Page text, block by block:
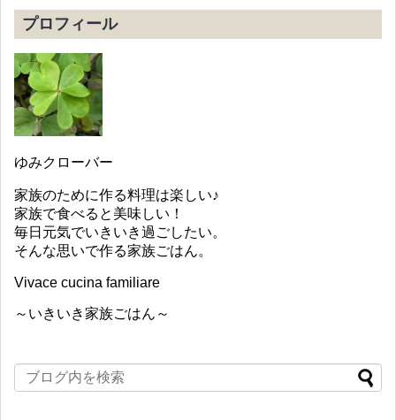
プロフィール
ゆみクローバー
家族のために作る料理は楽しい♪
家族で食べると美味しい！
毎日元気でいきいき過ごしたい。
そんな思いで作る家族ごはん。
Vivace cucina familiare
～いきいき家族ごはん～